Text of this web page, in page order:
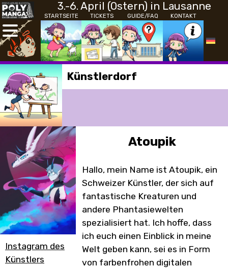
3.-6. April (Ostern) in Lausanne
STARTSEITE TICKETS GUIDE/FAQ KONTAKT
Künstlerdorf
Instagram des
Künstlers
Atoupik
Hallo, mein Name ist Atoupik, ein
Schweizer Künstler, der sich auf
fantastische Kreaturen und
andere Phantasiewelten
spezialisiert hat. Ich hoffe, dass
ich euch einen Einblick in meine
Welt geben kann, sei es in Form
von farbenfrohen digitalen